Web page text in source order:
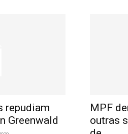
repudiam
Greenwald
MPF
outras